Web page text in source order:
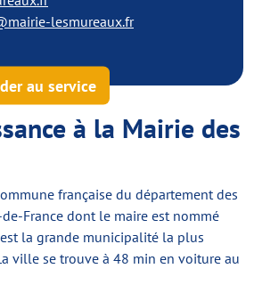
lesmureaux.fr
au service
à la Mairie des
française du département des
France dont le maire est nommé
est la grande municipalité la plus
ville se trouve à 48 min en voiture au